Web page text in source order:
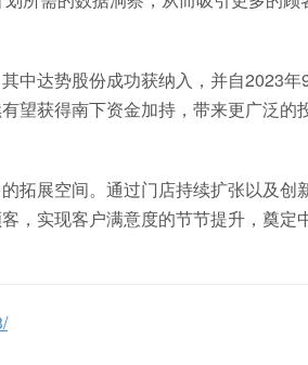
中达势股份成功获纳入，并自2023年
望获得南下资金加持，带来更广泛的
拓展空间。通过门店持续扩张以及创
，实现客户满意度的节节提升，奠定